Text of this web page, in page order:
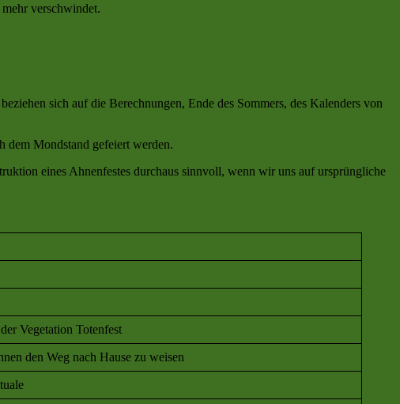
verschwindet.
sich auf die Berechnungen, Ende des Sommers, des Kalenders von
dem Mondstand gefeiert werden.
eines Ahnenfestes durchaus sinnvoll, wenn wir uns auf ursprüngliche
Vegetation Totenfest
den Weg nach Hause zu weisen